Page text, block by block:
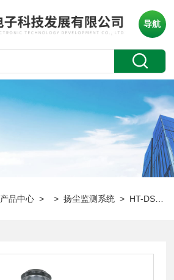
导航
产品中心 > >扬尘监测系统 > HT-DS400β射线扬尘检测仪 粉尘浓度在线监测